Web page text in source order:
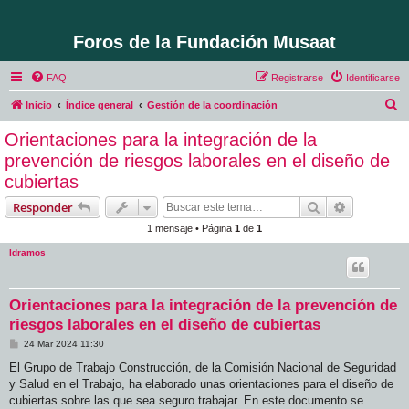
Foros de la Fundación Musaat
FAQ Identificarse
Registrarse
Inicio Índice general Gestión de la coordinación
Orientaciones para la integración de la
prevención de riesgos laborales en el diseño de
cubiertas
Responder Buscar
1 mensaje • Página 1 de 1
ldramos
Orientaciones para la integración de la prevención de
riesgos laborales en el diseño de cubiertas
M
n
a
j
24 Mar 2024 11:30
El Grupo de Trabajo Construcción, de la Comisión Nacional de Seguridad
y Salud en el Trabajo, ha elaborado unas orientaciones para el diseño de
cubiertas sobre las que sea seguro trabajar. En este documento se